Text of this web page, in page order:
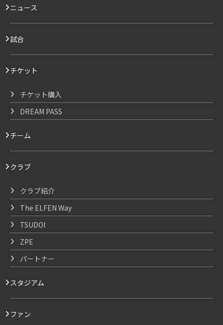
ニュース
試合
チケット
チケット購入
DREAM PASS
チーム
クラブ
クラブ紹介
The ELFEN Way
TSUDOI
ZPE
パートナー
スタジアム
ファン